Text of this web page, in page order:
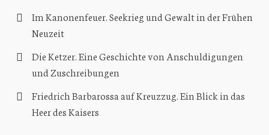
Im Kanonenfeuer. Seekrieg und Gewalt in der Frühen
Neuzeit
Die Ketzer. Eine Geschichte von Anschuldigungen
und Zuschreibungen
Friedrich Barbarossa auf Kreuzzug. Ein Blick in das
Heer des Kaisers